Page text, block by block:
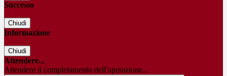
Successo
Chiudi
Informazione
Chiudi
Attendere...
Attendere il completamento dell'operazione...